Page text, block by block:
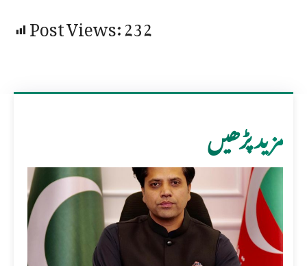
Post Views:232
مزید پڑھیں